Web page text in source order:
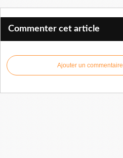
Commenter cet article
Ajouter un commentaire